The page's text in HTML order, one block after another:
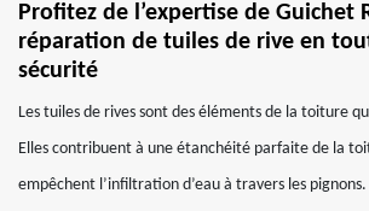
Profitez de l’expertise de Guichet
réparation de tuiles de rive en
sécurité
Les tuiles de rives sont des éléments de la toiture
Elles contribuent à une étanchéité parfaite de la
empêchent l’infiltration d’eau à travers les